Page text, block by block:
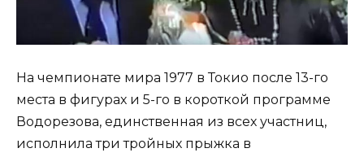
На чемпионате мира 1977 в Токио после 13-го
места в фигурах и 5-го в короткой программе
Водорезова, единственная из всех участниц,
исполнила три тройных прыжка в